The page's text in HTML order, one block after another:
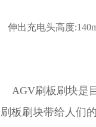
伸出充电头高度
AGV刷板刷块是
刷板刷块带给人们